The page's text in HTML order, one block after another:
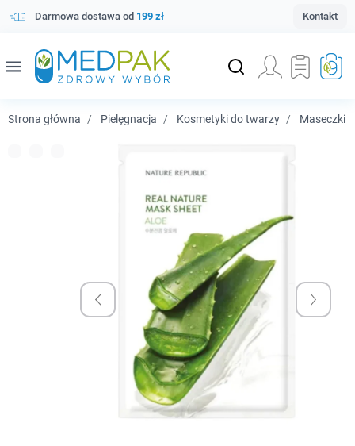
Darmowa dostawa od 199 zł Kontakt
menu
Strona główna Pielęgnacja Kosmetyki do twarzy Maseczki i